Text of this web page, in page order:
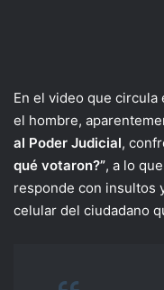
En el video que circula
el hombre,
al Poder Judicial,
qué votaron?”, a lo
responde con insultos
celular del ciudadano